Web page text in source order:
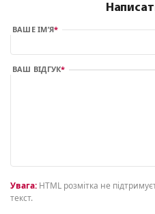
ВАШЕ ІМ’Я
ВАШ ВІДГУК
Увага: HTML розмітка не
текст.